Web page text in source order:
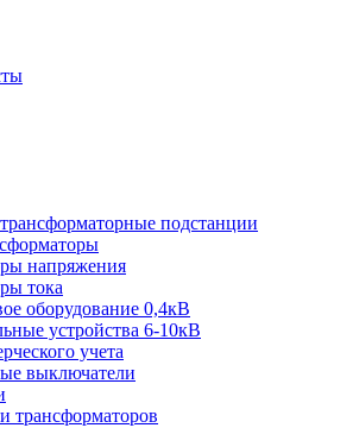
подстанции
напряжения
тока
оборудование 0,4кВ
устройства 6-10кВ
учета
выключатели
трансформаторов